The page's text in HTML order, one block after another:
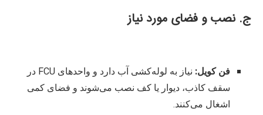
ج. نصب و فضای مورد نیاز
فن کویل: نیاز به لوله‌کشی آب دارد و واحدهای FCU در
سقف کاذب، دیوار یا کف نصب می‌شوند و فضای کمی
اشغال می‌کنند.